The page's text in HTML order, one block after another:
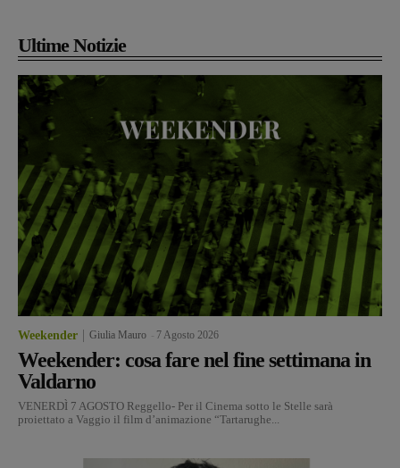
Ultime Notizie
Weekender Giulia Mauro 7 Agosto 2026
Weekender: cosa fare nel fine settimana in
Valdarno
VENERDÌ 7 AGOSTO Reggello- Per il Cinema sotto le Stelle sarà
proiettato a Vaggio il film d’animazione “Tartarughe...